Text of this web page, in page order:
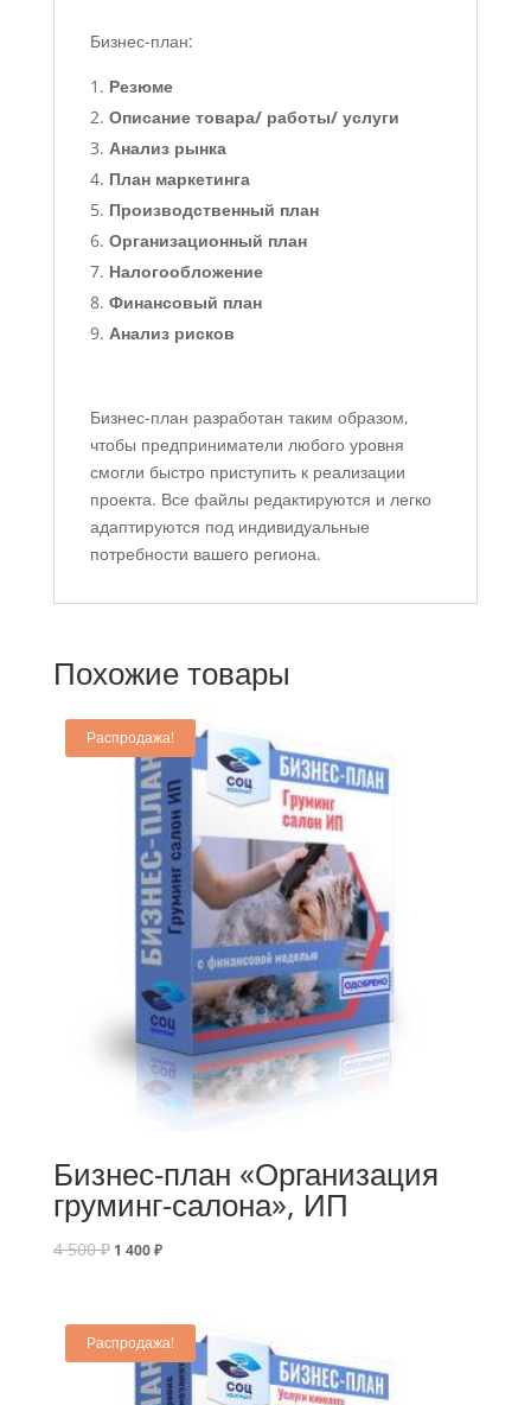
Бизнес-план:
Резюме
Описание товара/ работы/ услуги
Анализ рынка
План маркетинга
Производственный план
Организационный план
Налогообложение
Финансовый план
Анализ рисков
Бизнес-план разработан таким образом,
чтобы предприниматели любого уровня
смогли быстро приступить к реализации
проекта. Все файлы редактируются и легко
адаптируются под индивидуальные
потребности вашего региона.
Похожие товары
Распродажа!
Бизнес-план «Организация
груминг-салона», ИП
4 500₽ 1 400₽
Распродажа!